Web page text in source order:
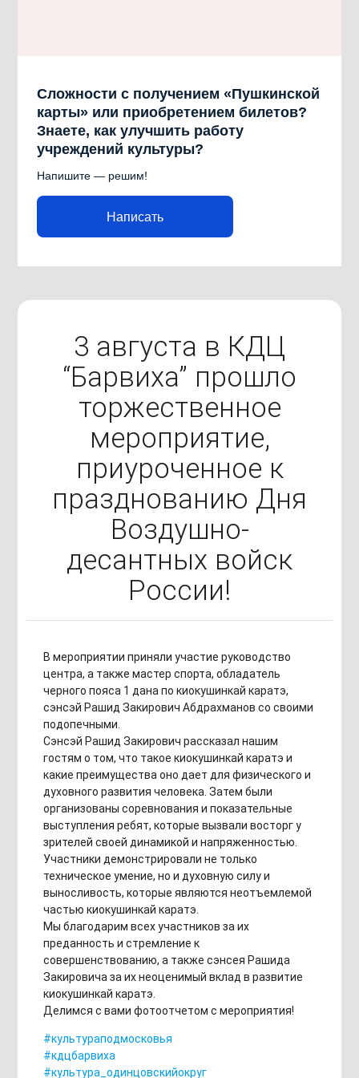
Сложности с получением «Пушкинской
карты» или приобретением билетов?
Знаете, как улучшить работу
учреждений культуры?
Напишите — решим!
Написать
3 августа в КДЦ
“Барвиха” прошло
торжественное
мероприятие,
приуроченное к
празднованию Дня
Воздушно-
десантных войск
России!
В мероприятии приняли участие руководство
центра, а также мастер спорта, обладатель
черного пояса 1 дана по киокушинкай каратэ,
сэнсэй Рашид Закирович Абдрахманов со своими
подопечными.
Сэнсэй Рашид Закирович рассказал нашим
гостям о том, что такое киокушинкай каратэ и
какие преимущества оно дает для физического и
духовного развития человека. Затем были
организованы соревнования и показательные
выступления ребят, которые вызвали восторг у
зрителей своей динамикой и напряженностью.
Участники демонстрировали не только
техническое умение, но и духовную силу и
выносливость, которые являются неотъемлемой
частью киокушинкай каратэ.
Мы благодарим всех участников за их
преданность и стремление к
совершенствованию, а также сэнсея Рашида
Закировича за их неоценимый вклад в развитие
киокушинкай каратэ.
Делимся с вами фотоотчетом с мероприятия!
#культураподмосковья
#кдцбарвиха
#культура_одинцовскийокруг